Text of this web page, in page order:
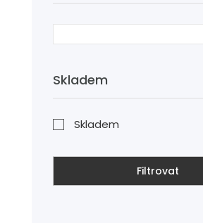
Skladem
Skladem
Filtrovat